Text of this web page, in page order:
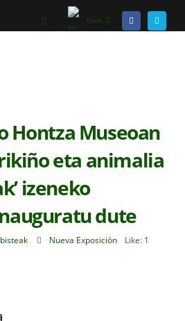
Eusk
Hontza Museoan
eta animalia
izeneko
dute
Nueva Exposición Like: 1